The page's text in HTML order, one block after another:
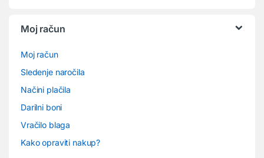
Moj račun
Moj račun
Sledenje naročila
Načini plačila
Darilni boni
Vračilo blaga
Kako opraviti nakup?